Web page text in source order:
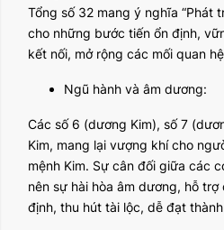
Tổng số 32 mang ý nghĩa “Phát
cho những bước tiến ổn định,
kết nối, mở rộng các mối quan
Ngũ hành và âm dương:
Các số 6 (dương Kim), số 7
Kim, mang lại vượng khí cho
mệnh Kim. Sự cân đối giữa các
nên sự hài hòa âm dương, hỗ
định, thu hút tài lộc, dễ đạt